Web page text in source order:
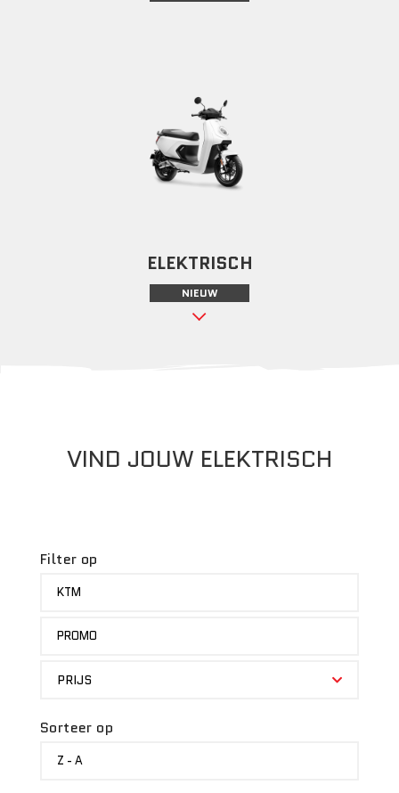
ELEKTRISCH
NIEUW
VIND JOUW ELEKTRISCH
Filter op
KTM
PROMO
PRIJS
Sorteer op
Z - A